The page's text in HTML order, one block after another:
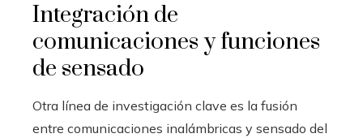
Integración de
comunicaciones y funciones
de sensado
Otra línea de investigación clave es la fusión
entre comunicaciones inalámbricas y sensado del